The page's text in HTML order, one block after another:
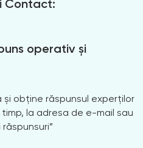
Contact:
operativ și
obține răspunsul experților
la adresa de e-mail sau